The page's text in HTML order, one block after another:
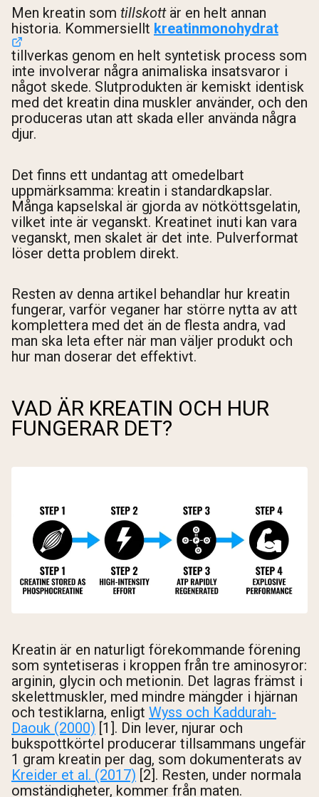
Men kreatin som tillskottär en helt annan
historia. Kommersiellt kreatinmonohydrat
tillverkas genom en helt syntetisk process som
inte involverar några animaliska insatsvaror i
något skede. Slutprodukten är kemiskt identisk
med det kreatin dina muskler använder, och den
produceras utan att skada eller använda några
djur.
Det finns ett undantag att omedelbart
uppmärksamma: kreatin i standardkapslar.
Många kapselskal är gjorda av nötköttsgelatin,
vilket inte är veganskt. Kreatinet inuti kan vara
veganskt, men skalet är det inte. Pulverformat
löser detta problem direkt.
Resten av denna artikel behandlar hur kreatin
fungerar, varför veganer har större nytta av att
komplettera med det än de flesta andra, vad
man ska leta efter när man väljer produkt och
hur man doserar det effektivt.
VAD ÄR KREATIN OCH HUR
FUNGERAR DET?
Kreatin är en naturligt förekommande förening
som syntetiseras i kroppen från tre aminosyror:
arginin, glycin och metionin. Det lagras främst i
skelettmuskler, med mindre mängder i hjärnan
och testiklarna, enligt Wyss och Kaddurah-
Daouk (2000) [1]. Din lever, njurar och
bukspottkörtel producerar tillsammans ungefär
1 gram kreatin per dag, som dokumenterats av
Kreider et al. (2017) [2]. Resten, under normala
omständigheter, kommer från maten.